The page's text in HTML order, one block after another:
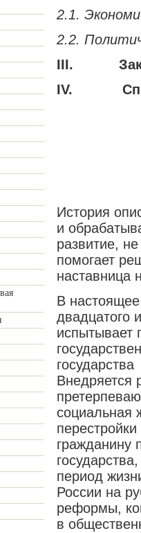
2.1.
2.2.
III.
IV.
История
и
развитие,
помогает
наставница
В
двадцатого
испытывает
Внедряется
социальная
гражданину
период
России на
реформы,
в